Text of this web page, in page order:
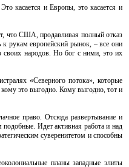
касается и Европы, это касается и
что США, продавливая полный отказ
к рукам европейский рынок, – все они
своих народов. Но бог с ними, это их
«Северного потока», которые
это выгодно. Кому выгодно, тот и
право. Отсюда развертывание и
Идет активная работа и над
суверенитетом и способны
планы западные элиты